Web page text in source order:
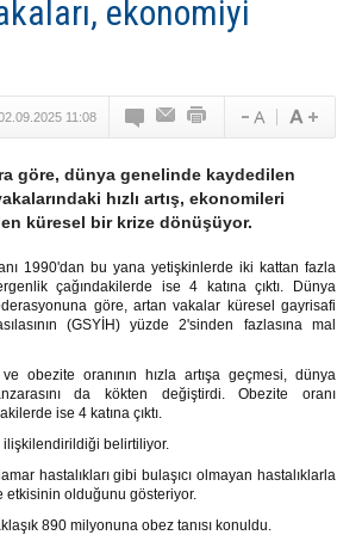
ekonomiyi
11:08
göre, dünya genelinde kaydedilen
hızlı artış, ekonomileri
küresel bir krize dönüşüyor.
1990'dan bu yana yetişkinlerde iki kattan fazla
çağındakilerde ise 4 katına çıktı. Dünya
göre, artan vakalar küresel gayrisafi
(GSYİH) yüzde 2'sinden fazlasına mal
obezite oranının hızla artışa geçmesi, dünya
da kökten değiştirdi. Obezite oranı
ise 4 katına çıktı.
ilişkilendirildiği belirtiliyor.
hastalıkları gibi bulaşıcı olmayan hastalıklarla
etkisinin olduğunu gösteriyor.
890 milyonuna obez tanısı konuldu.